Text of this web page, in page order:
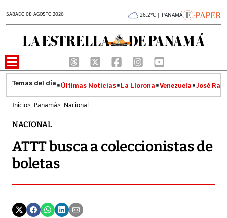
SÁBADO 08 AGOSTO 2026 26.2°C | PANAMÁ
Últimas Noticias La Llorona Venezuela José
Inicio> Panamá> Nacional
NACIONAL
ATTT busca a coleccionistas de
boletas